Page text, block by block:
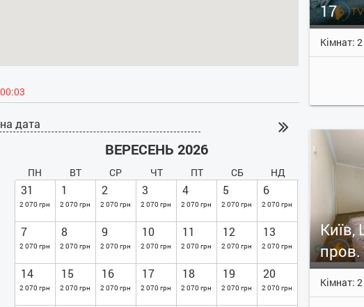
дата
ВЕРЕСЕНЬ 2026
ПН ВТ СР ЧТ ПТ СБ НД
31
2 070 грн
1
2 070 грн
2
2 070 грн
3
2 070 грн
4
2 070 грн
5
2 070 грн
6
2 070 грн
7
2 070 грн
8
2 070 грн
9
2 070 грн
10
2 070 грн
11
2 070 грн
12
2 070 грн
13
2 070 грн
14
2 070 грн
15
2 070 грн
16
2 070 грн
17
2 070 грн
18
2 070 грн
19
2 070 грн
20
2 070 грн
17
Кімнат: 2
Київ,
пров.
Кімнат: 2